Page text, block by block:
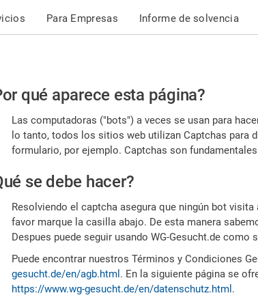
Para Empresas Informe de solvencia
qué aparece esta página?
Las computadoras ("bots") a veces se usan para
lo tanto, todos los sitios web utilizan Captchas para
formulario, por ejemplo. Captchas son
se debe hacer?
Resolviendo el captcha asegura que ningún bot
favor marque la casilla abajo. De esta manera
Despues puede seguir usando WG-Gesucht.de como
Puede encontrar nuestros Términos y Condiciones
gesucht.de/en/agb.html . En la siguiente página se
https://www.wg-gesucht.de/en/datenschutz.html .